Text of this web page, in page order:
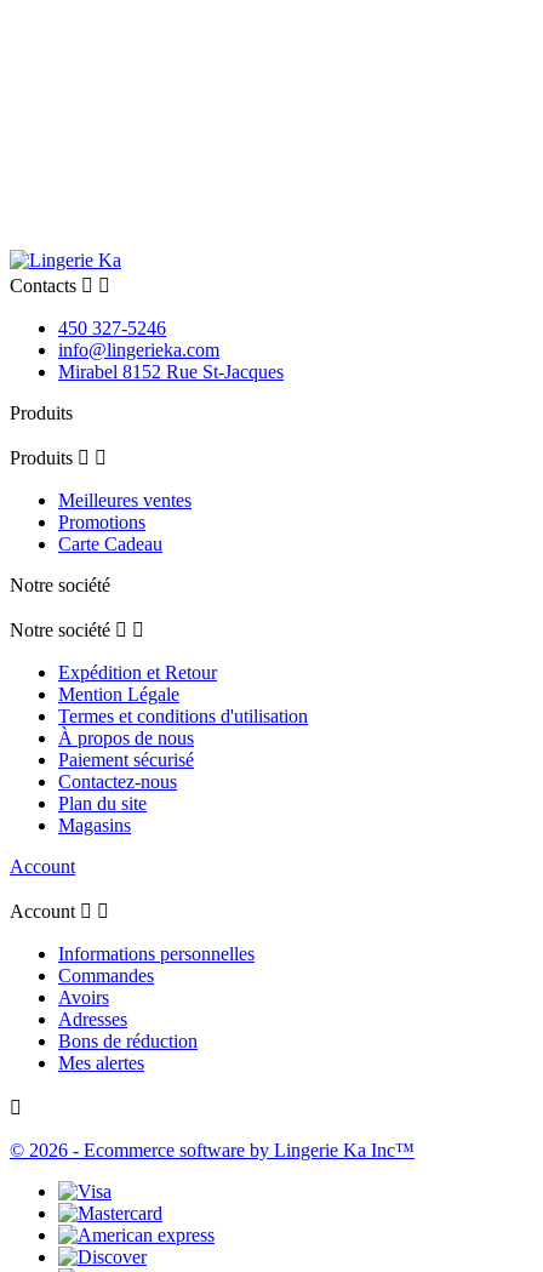
Contacts  
450 327-5246
info@lingerieka.com
Mirabel 8152 Rue St-Jacques
Produits
Produits  
Meilleures ventes
Promotions
Carte Cadeau
Notre société
Notre société  
Expédition et Retour
Mention Légale
Termes et conditions d'utilisation
À propos de nous
Paiement sécurisé
Contactez-nous
Plan du site
Magasins
Account
Account  
Informations personnelles
Commandes
Avoirs
Adresses
Bons de réduction
Mes alertes

© 2026 - Ecommerce software by Lingerie Ka Inc™